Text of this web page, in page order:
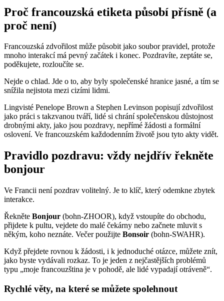
Proč francouzská etiketa působí přísně (a
proč není)
Francouzská zdvořilost může působit jako soubor pravidel, protože
mnoho interakcí má pevný začátek i konec. Pozdravíte, zeptáte se,
poděkujete, rozloučíte se.
Nejde o chlad. Jde o to, aby byly společenské hranice jasné, a tím se
snížila nejistota mezi cizími lidmi.
Lingvisté Penelope Brown a Stephen Levinson popisují zdvořilost
jako práci s takzvanou tváří, lidé si chrání společenskou důstojnost
drobnými akty, jako jsou pozdravy, nepřímé žádosti a formální
oslovení. Ve francouzském každodenním životě jsou tyto akty vidět.
Pravidlo pozdravu: vždy nejdřív řekněte
bonjour
Ve Francii není pozdrav volitelný. Je to klíč, který odemkne zbytek
interakce.
Řekněte Bonjour (bohn-ZHOOR), když vstoupíte do obchodu,
přijdete k pultu, vejdete do malé čekárny nebo začnete mluvit s
někým, koho neznáte. Večer použijte Bonsoir (bohn-SWAHR).
Když přejdete rovnou k žádosti, i k jednoduché otázce, můžete znít,
jako byste vydávali rozkaz. To je jeden z nejčastějších problémů
typu „moje francouzština je v pohodě, ale lidé vypadají otráveně“.
Rychlé věty, na které se můžete spolehnout